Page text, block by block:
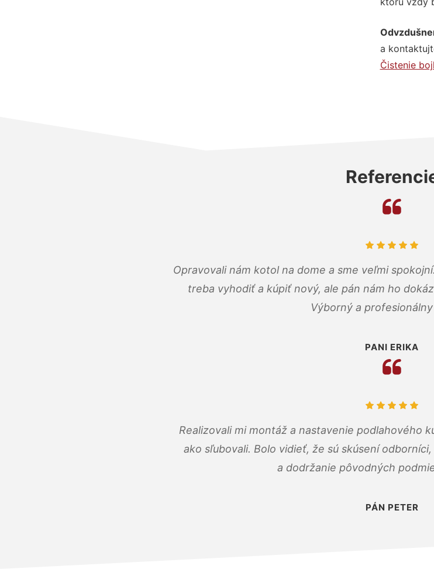
a
Čistenie
Opravovali nám kotol na dome a sme veľmi
treba vyhodiť a kúpiť nový, ale pán nám ho
Výborný a
PANI ERIKA
Realizovali mi montáž a nastavenie podlahového
ako sľubovali. Bolo vidieť, že sú skúsení
a dodržanie pôvodných
PÁN PETER